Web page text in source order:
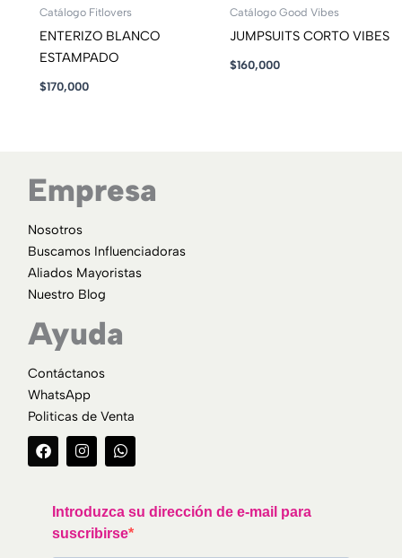
Catálogo Fitlovers
ENTERIZO BLANCO
ESTAMPADO
$170,000
Catálogo Good Vibes
JUMPSUITS CORTO VIBES
$160,000
Empresa
Nosotros
Buscamos Influenciadoras
Aliados Mayoristas
Nuestro Blog
Ayuda
Contáctanos
WhatsApp
Politicas de Venta
F
a
c
I
n
s
g
a
W
h
a
a
p
Introduzca su dirección de e-mail para
suscribirse